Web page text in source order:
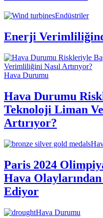
Endüstriler
Enerji
Hava Durumu
Hava Durumu
Teknoloji Liman
Artırıyor?
Paris 2024
Hava
Ediyor
Hava Durumu